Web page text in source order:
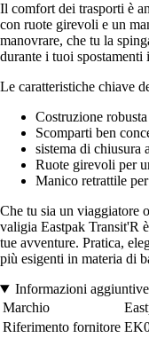
Il comfort dei trasporti è
con ruote girevoli e un
manovrare, che tu la
durante i tuoi spostamenti
Le caratteristiche chiave
Costruzione
Scomparti ben
sistema di chiusura
Ruote girevoli per
Manico retrattile
Che tu sia un viaggiatore
valigia Eastpak Transit'R
tue avventure. Pratica,
più esigenti in materia di
Informazioni aggiuntive
Marchio
Riferimento fornitore